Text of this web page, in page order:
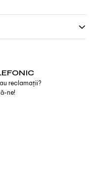
reclamații?
ne!